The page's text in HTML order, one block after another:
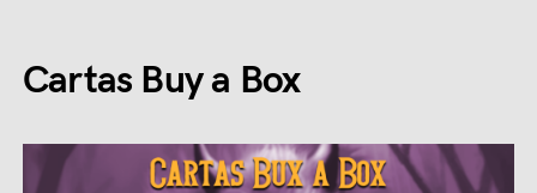
Cartas Buy a Box